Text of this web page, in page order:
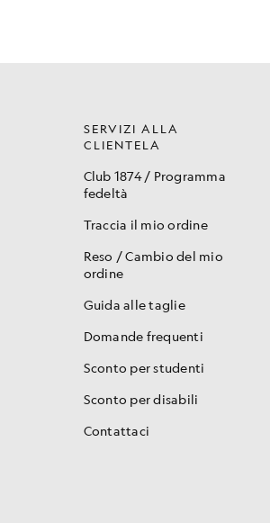
SERVIZI ALLA
CLIENTELA
Club 1874 / Programma
fedeltà
Traccia il mio ordine
Reso / Cambio del mio
ordine
Guida alle taglie
Domande frequenti
Sconto per studenti
Sconto per disabili
Contattaci